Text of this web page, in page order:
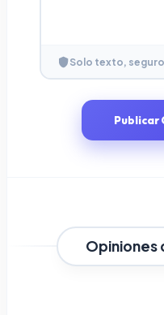
Solo texto, seguro
Publicar
Opiniones